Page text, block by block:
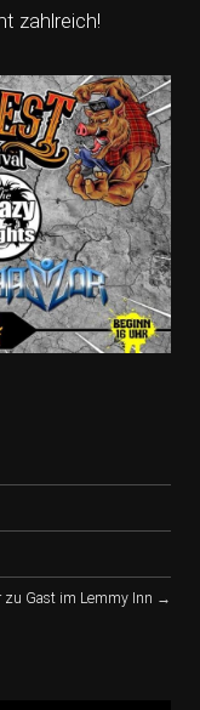
zahlreich!
zu Gast im Lemmy Inn →